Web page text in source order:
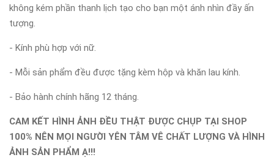
không kém phần thanh lịch tạo cho bạn một ánh nhìn đầy ấn
tượng.
- Kính phù hợp với nữ.
- Mỗi sản phẩm đều được tặng kèm hộp và khăn lau kính.
- Bảo hành chính hãng 12 tháng.
CAM KẾT HÌNH ẢNH ĐỀU THẬT ĐƯỢC CHỤP TẠI SHOP
100% NÊN MỌI NGƯỜI YÊN TÂM VÊ CHẤT LƯỢNG VÀ HÌNH
ẢNH SẢN PHẨM Ạ!!!